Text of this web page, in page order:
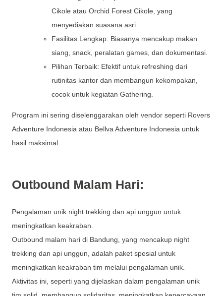
Cikole atau Orchid Forest Cikole, yang
menyediakan suasana asri.
Fasilitas Lengkap: Biasanya mencakup makan
siang, snack, peralatan games, dan dokumentasi.
Pilihan Terbaik: Efektif untuk refreshing dari
rutinitas kantor dan membangun kekompakan,
cocok untuk kegiatan Gathering.
Program ini sering diselenggarakan oleh vendor seperti Rovers
Adventure Indonesia atau Bellva Adventure Indonesia untuk
hasil maksimal.
Outbound Malam Hari:
Pengalaman unik night trekking dan api unggun untuk
meningkatkan keakraban.
Outbound malam hari di Bandung, yang mencakup night
trekking dan api unggun, adalah paket spesial untuk
meningkatkan keakraban tim melalui pengalaman unik.
Aktivitas ini, seperti yang dijelaskan dalam pengalaman unik